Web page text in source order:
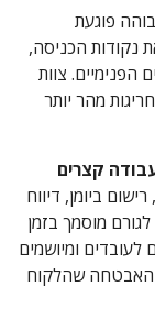
פוגעת
נקודות הכניסה,
הפנימיים. צוות
מהר יותר
קצרים
ביומן, דיווח
מוסמך בזמן
לעובדים ומיושמים
האבטחה שהלקוח